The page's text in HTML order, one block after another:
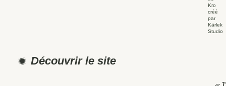
Découvrir le site